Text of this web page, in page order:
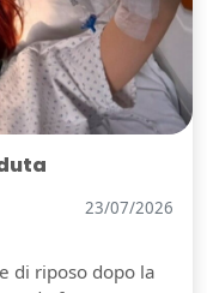
23/07/2026
di riposo dopo la